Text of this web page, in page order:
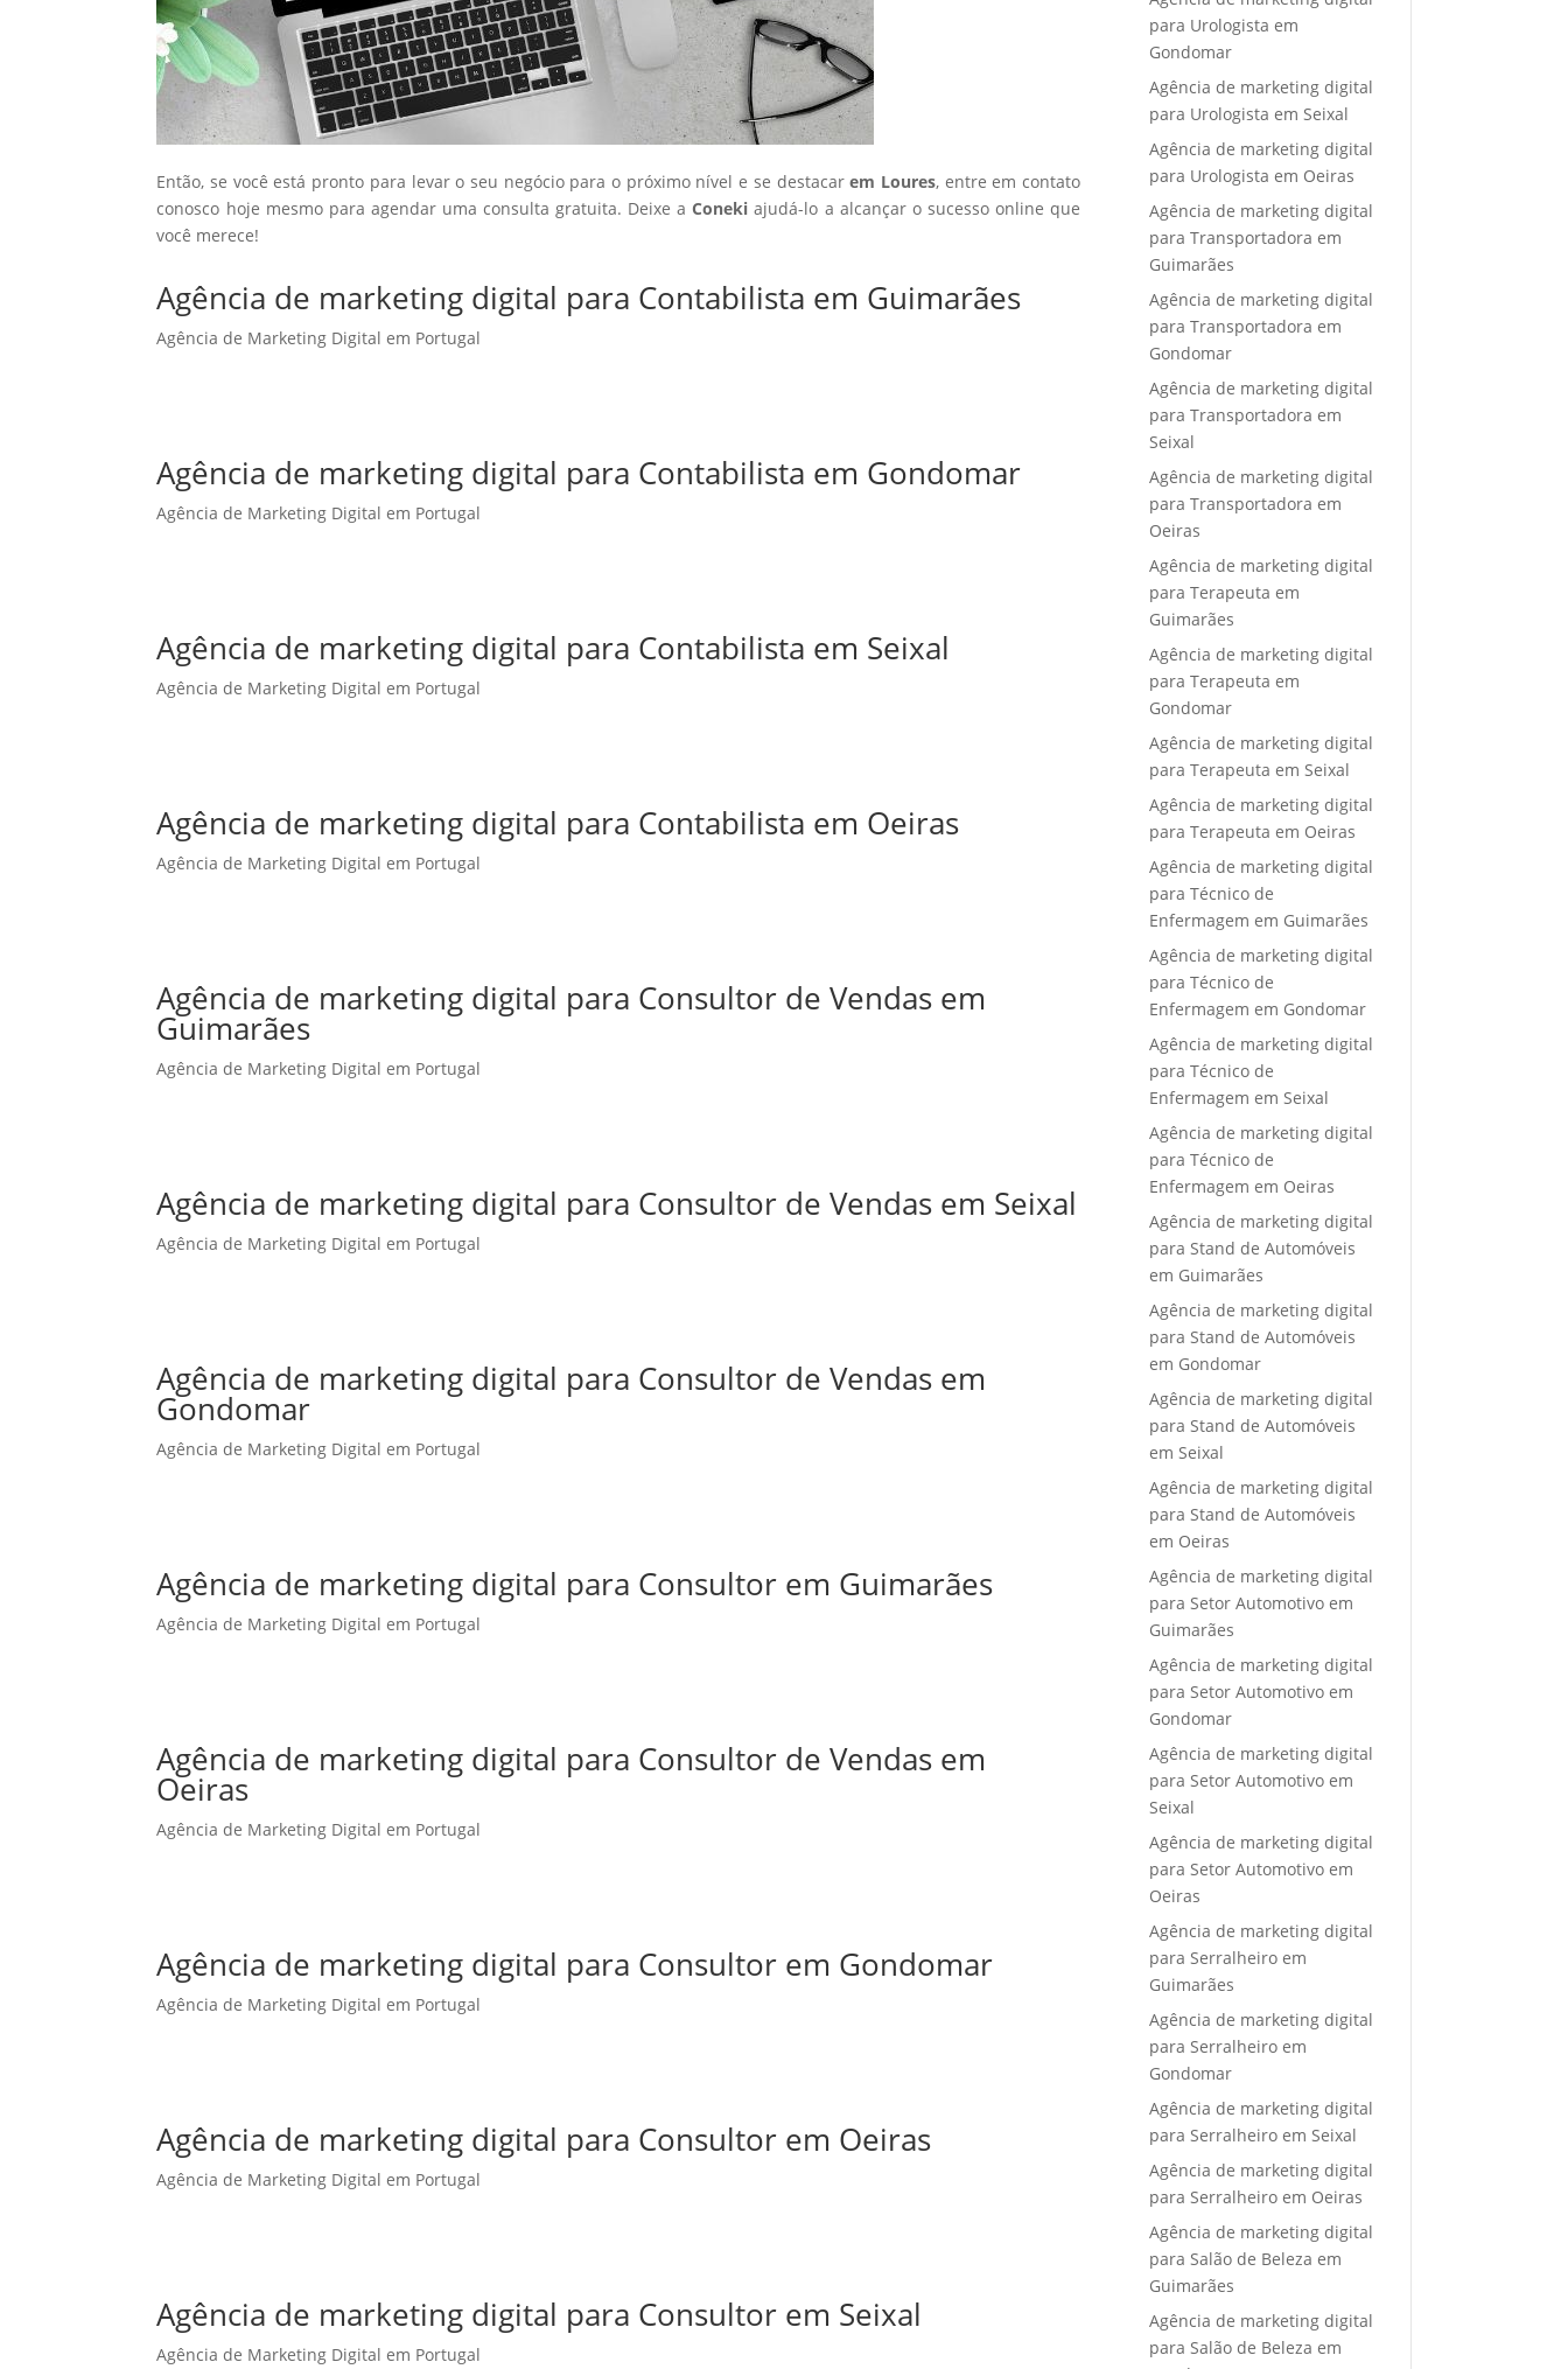
Então, se você está pronto para levar o seu negócio para o próximo nível e se destacarem Loures, entre em contato
conosco hoje mesmo para agendar uma consulta gratuita. Deixe aConeki ajudá-lo a alcançar o sucesso online que
você merece!
Agência de marketing digital para Contabilista em Guimarães
Agência de Marketing Digital em Portugal
Agência de marketing digital para Contabilista em Gondomar
Agência de Marketing Digital em Portugal
Agência de marketing digital para Contabilista em Seixal
Agência de Marketing Digital em Portugal
Agência de marketing digital para Contabilista em Oeiras
Agência de Marketing Digital em Portugal
Agência de marketing digital para Consultor de Vendas em
Guimarães
Agência de Marketing Digital em Portugal
Agência de marketing digital para Consultor de Vendas em Seixal
Agência de Marketing Digital em Portugal
Agência de marketing digital para Consultor de Vendas em
Gondomar
Agência de Marketing Digital em Portugal
Agência de marketing digital para Consultor em Guimarães
Agência de Marketing Digital em Portugal
Agência de marketing digital para Consultor de Vendas em
Oeiras
Agência de Marketing Digital em Portugal
Agência de marketing digital para Consultor em Gondomar
Agência de Marketing Digital em Portugal
Agência de marketing digital para Consultor em Oeiras
Agência de Marketing Digital em Portugal
Agência de marketing digital para Consultor em Seixal
Agência de Marketing Digital em Portugal
para Urologista em
Gondomar
Agência de marketing digital
para Urologista em Seixal
Agência de marketing digital
para Urologista em Oeiras
Agência de marketing digital
para Transportadora em
Guimarães
Agência de marketing digital
para Transportadora em
Gondomar
Agência de marketing digital
para Transportadora em
Seixal
Agência de marketing digital
para Transportadora em
Oeiras
Agência de marketing digital
para Terapeuta em
Guimarães
Agência de marketing digital
para Terapeuta em
Gondomar
Agência de marketing digital
para Terapeuta em Seixal
Agência de marketing digital
para Terapeuta em Oeiras
Agência de marketing digital
para Técnico de
Enfermagem em Guimarães
Agência de marketing digital
para Técnico de
Enfermagem em Gondomar
Agência de marketing digital
para Técnico de
Enfermagem em Seixal
Agência de marketing digital
para Técnico de
Enfermagem em Oeiras
Agência de marketing digital
para Stand de Automóveis
em Guimarães
Agência de marketing digital
para Stand de Automóveis
em Gondomar
Agência de marketing digital
para Stand de Automóveis
em Seixal
Agência de marketing digital
para Stand de Automóveis
em Oeiras
Agência de marketing digital
para Setor Automotivo em
Guimarães
Agência de marketing digital
para Setor Automotivo em
Gondomar
Agência de marketing digital
para Setor Automotivo em
Seixal
Agência de marketing digital
para Setor Automotivo em
Oeiras
Agência de marketing digital
para Serralheiro em
Guimarães
Agência de marketing digital
para Serralheiro em
Gondomar
Agência de marketing digital
para Serralheiro em Seixal
Agência de marketing digital
para Serralheiro em Oeiras
Agência de marketing digital
para Salão de Beleza em
Guimarães
Agência de marketing digital
para Salão de Beleza em